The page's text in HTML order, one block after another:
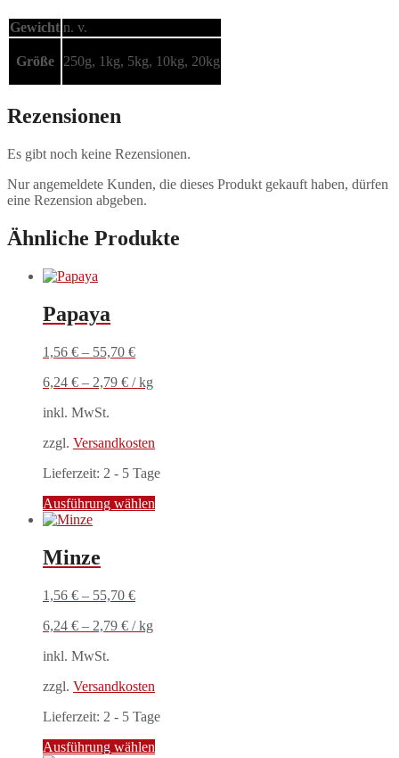
Gewicht n. v.
Größe 250g, 1kg, 5kg, 10kg, 20kg
Rezensionen
Es gibt noch keine Rezensionen.
Nur angemeldete Kunden, die dieses Produkt gekauft haben, dürfen
eine Rezension abgeben.
Ähnliche Produkte
Papaya
1,56 € – 55,70 €
6,24 € – 2,79 € /kg
inkl. MwSt.
zzgl. Versandkosten
Lieferzeit: 2 - 5 Tage
Ausführung wählen
gewählt
werden
Minze
1,56 € – 55,70 €
6,24 € – 2,79 € /kg
inkl. MwSt.
zzgl. Versandkosten
Lieferzeit: 2 - 5 Tage
Ausführung wählen